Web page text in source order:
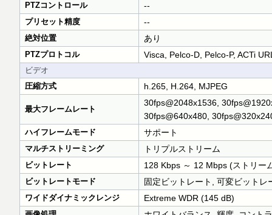
PTZコントロール --
プリセット精度 --
絶対位置 あり
PTZプロトコル Visca, Pelco-D, Pelco-P, ACTi
ビデオ
圧縮方式
h.265, H.264, MJPEG
最大フレームレート
30fps@2048x1536,
30fps@640x480,
ハイフレームモード サポート
マルチストリーミング トリプルストリーム
ビットレート 128 Kbps ～ 12 Mbps (ストリー
ビットレートモード 固定ビットレート, 可変ビットレ
ワイドダイナミックレンジ Extreme WDR (145 dB)